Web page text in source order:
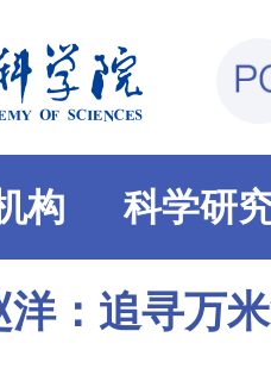
构 科学研
洋：追寻万